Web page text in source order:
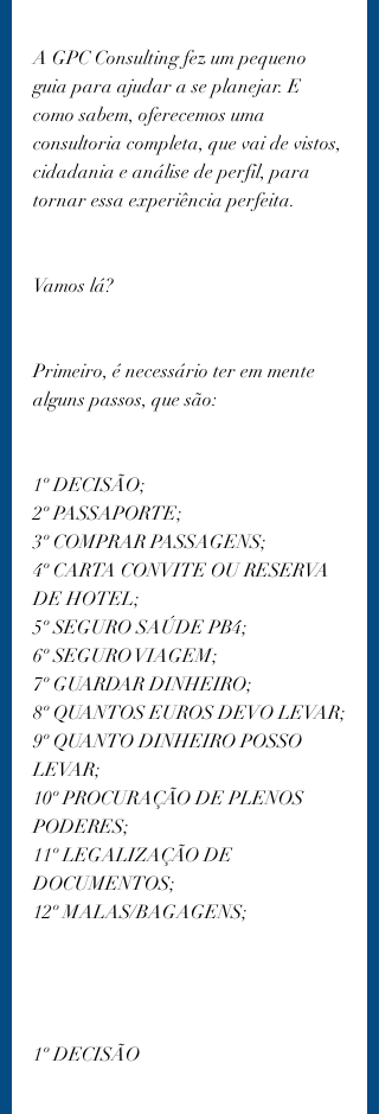
A GPC Consulting fez um pequeno
guia para ajudar a se planejar. E
como sabem, oferecemos uma
consultoria completa, que vai de vistos,
cidadania e análise de perfil, para
tornar essa experiência perfeita.
Vamos lá?
Primeiro, é necessário ter em mente
alguns passos, que são:
1º DECISÃO;
2º PASSAPORTE;
3º COMPRAR PASSAGENS;
4º CARTA CONVITE OU RESERVA
DE HOTEL;
5º SEGURO SAÚDE PB4;
6º SEGURO VIAGEM;
7º GUARDAR DINHEIRO;
8º QUANTOS EUROS DEVO LEVAR;
9º QUANTO DINHEIRO POSSO
LEVAR;
10º PROCURAÇÃO DE PLENOS
PODERES;
11º LEGALIZAÇÃO DE
DOCUMENTOS;
12º MALAS/BAGAGENS;
1º DECISÃO